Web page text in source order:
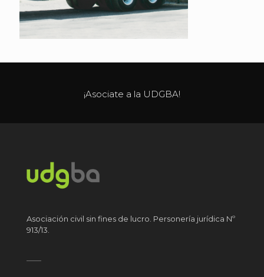
¡Asociate a la UDGBA!
Asociación civil sin fines de lucro. Personería jurídica Nº
913/13.